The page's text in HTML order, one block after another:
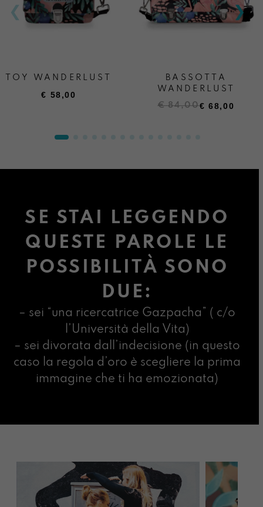
TOY WANDERLUST
€ 58,00
BASSOTTA
WANDERLUST
€84,00
Il
€ 68,00
Il
SE STAI LEGGENDO
QUESTE PAROLE LE
POSSIBILITÀ SONO
DUE:
– sei “una ricercatrice Gazpacha” ( c/o
l’Università della Vita)
– sei divorata dall’indecisione (in questo
caso la regola d’oro è scegliere la prima
immagine che ti ha emozionata)